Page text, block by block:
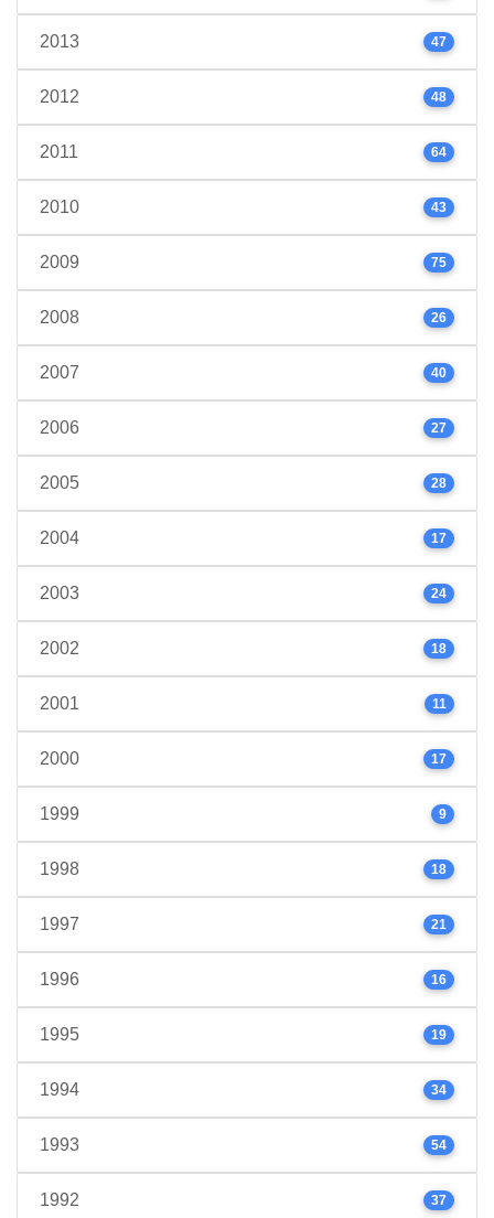
2013 47
2012 48
2011 64
2010 43
2009 75
2008 26
2007 40
2006 27
2005 28
2004 17
2003 24
2002 18
2001 11
2000 17
1999 9
1998 18
1997 21
1996 16
1995 19
1994 34
1993 54
1992 37